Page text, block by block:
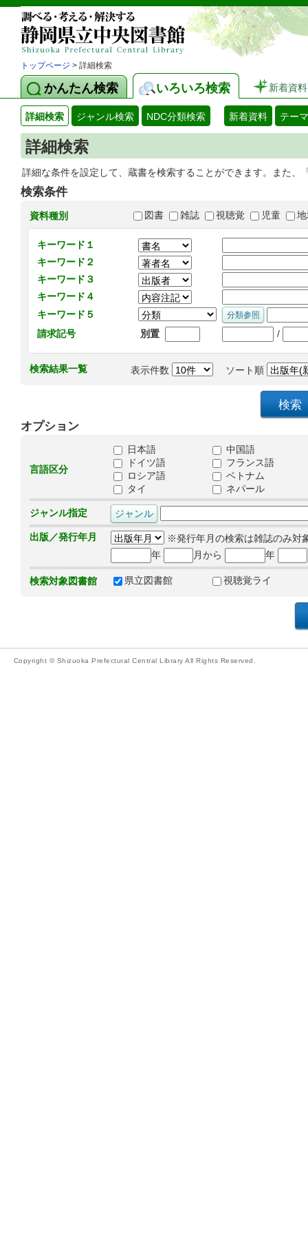
トップページ > 詳細検索
かんたん検索 いろいろ検索 新着資料
詳細検索 ジャンル検索 NDC分類検索 新着資料 テー
詳細検索
詳細な条件を設定して、蔵書を検索することができます。また
検索条件
資料種別 図書 雑誌 視聴覚 児童
キーワード１
キーワード２
キーワード３
キーワード４
キーワード５
請求記号
別置 /
検索結果一覧 表示件数 ソート順
オプション
言語区分
日本語
中国語
ドイツ語
フランス語
ロシア語
ベトナム
タイ
ネパール
ジャンル指定
出版／発行年月
※発行年月の検索は雑誌のみ対
年
月から 年
検索対象図書館 県立図書館 視聴覚ライ
Copyright © Shizuoka Prefectural Central Library All Rights Reserved.